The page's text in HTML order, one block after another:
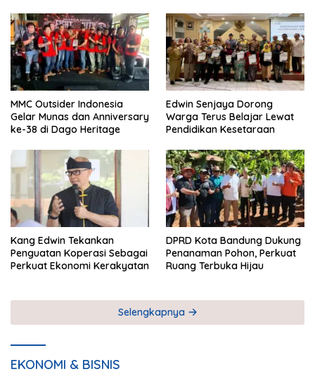
MMC Outsider Indonesia
Gelar Munas dan Anniversary
ke-38 di Dago Heritage
Edwin Senjaya Dorong
Warga Terus Belajar Lewat
Pendidikan Kesetaraan
Kang Edwin Tekankan
Penguatan Koperasi Sebagai
Perkuat Ekonomi Kerakyatan
DPRD Kota Bandung Dukung
Penanaman Pohon, Perkuat
Ruang Terbuka Hijau
Selengkapnya
EKONOMI & BISNIS